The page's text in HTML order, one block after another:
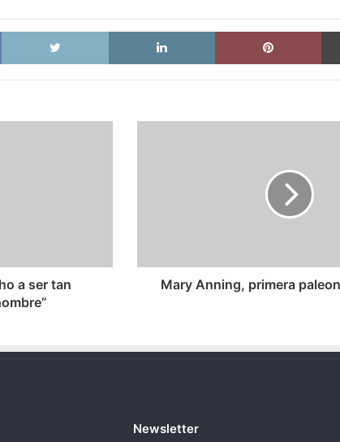
Facebook X LinkedIn
a ser tan
Mary Anning, primera
Newsletter